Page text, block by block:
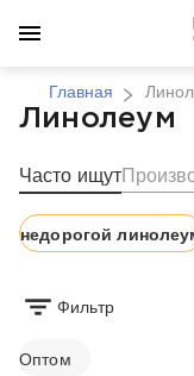
Главная
Линолеум
Часто ищут
недорогой
Фильтр
Оптом